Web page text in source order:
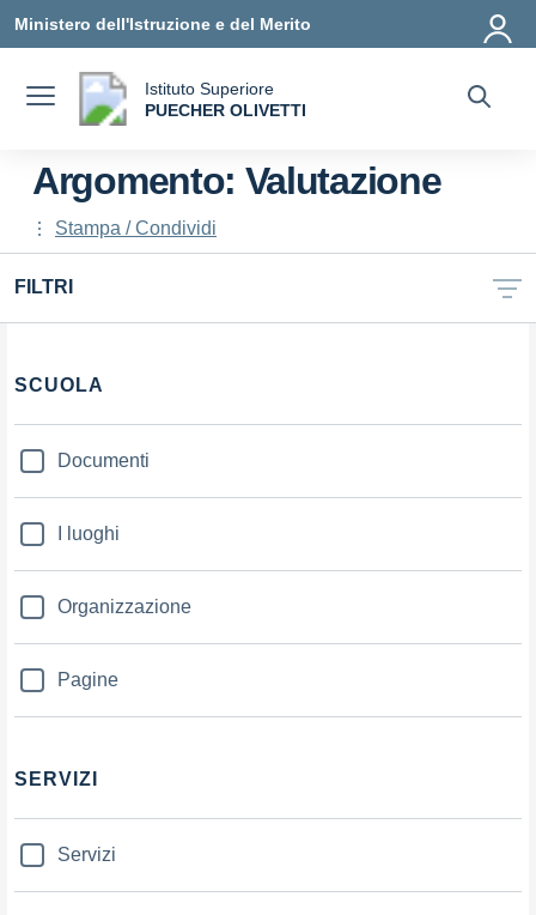
Ministero dell'Istruzione e del Merito
Istituto Superiore
PUECHER OLIVETTI
Argomento: Valutazione
Stampa / Condividi
FILTRI
Filtri
SCUOLA
Documenti
I luoghi
Organizzazione
Pagine
SERVIZI
Servizi